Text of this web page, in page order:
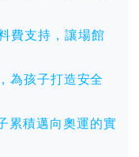
費支持，讓場館
為孩子打造安全
累積邁向奧運的實